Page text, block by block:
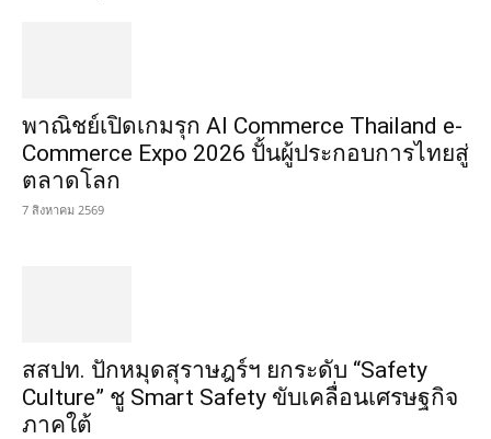
พาณิชย์เปิดเกมรุก AI Commerce Thailand e-
Commerce Expo 2026 ปั้นผู้ประกอบการไทยสู่
ตลาดโลก
7 สิงหาคม 2569
สสปท. ปักหมุดสุราษฎร์ฯ ยกระดับ “Safety
Culture” ชู Smart Safety ขับเคลื่อนเศรษฐกิจ
ภาคใต้